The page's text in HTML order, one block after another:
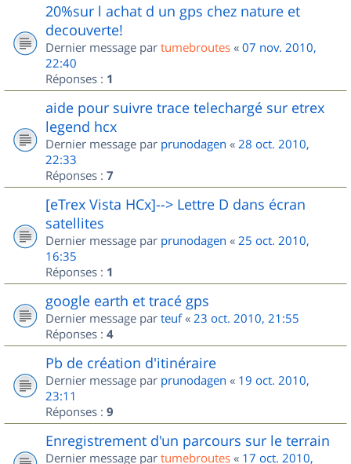
20%sur l achat d un gps chez nature et
decouverte!
Dernier message par tumebroutes « 07 nov. 2010,
22:40
Réponses : 1
aide pour suivre trace telechargé sur etrex
legend hcx
Dernier message par prunodagen « 28 oct. 2010,
22:33
Réponses : 7
[eTrex Vista HCx]--> Lettre D dans écran
satellites
Dernier message par prunodagen « 25 oct. 2010,
16:35
Réponses : 1
google earth et tracé gps
Dernier message par teuf« 23 oct. 2010, 21:55
Réponses : 4
Pb de création d'itinéraire
Dernier message par prunodagen « 19 oct. 2010,
23:11
Réponses : 9
Enregistrement d'un parcours sur le terrain
Dernier message par tumebroutes « 17 oct. 2010,